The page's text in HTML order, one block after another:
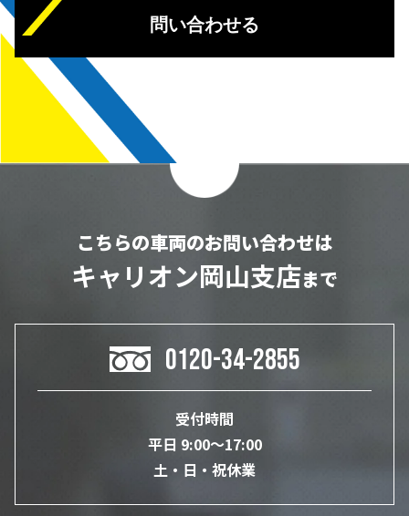
問い合わせる
こちらの車両のお問い合わせは
キャリオン岡山支店まで
0120-34-2855
受付時間
平日 9:00～17:00
土・日・祝休業